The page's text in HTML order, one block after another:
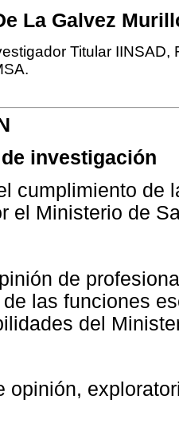
La Galvez
Titular IINSAD,
investigación
cumplimiento de
el Ministerio de
de
las funciones
del
opinión,